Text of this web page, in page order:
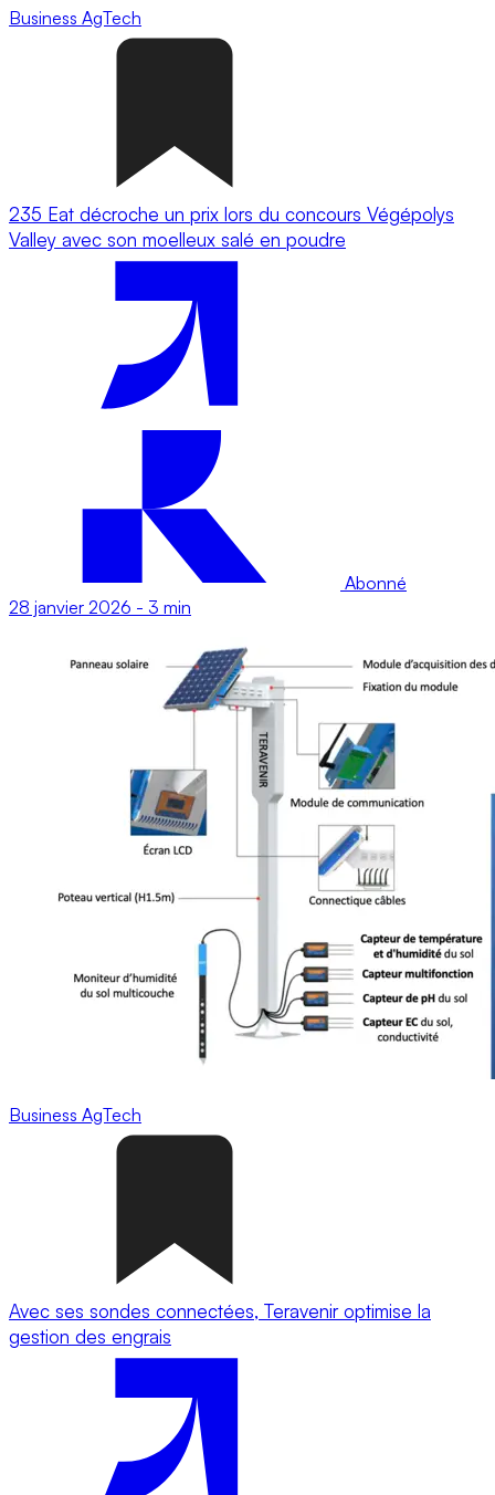
Business AgTech
235 Eat décroche un prix lors du concours Végépolys
Valley avec son moelleux salé en poudre
Abonné
28 janvier 2026 - 3 min
Business AgTech
Avec ses sondes connectées, Teravenir optimise la
gestion des engrais